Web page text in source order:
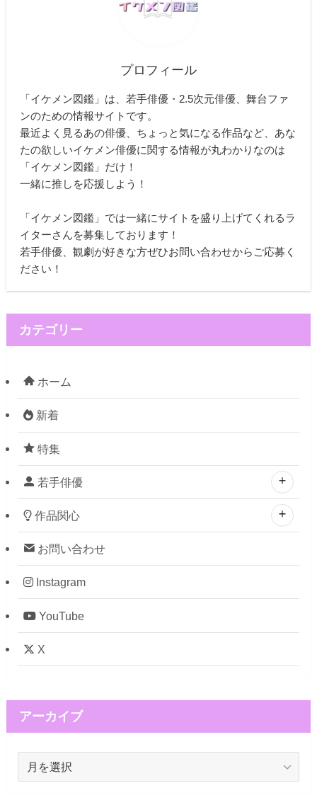
プロフィール
「イケメン図鑑」は、若手俳優・2.5次元俳優、舞台ファ
ンのための情報サイトです。
最近よく見るあの俳優、ちょっと気になる作品など、あな
たの欲しいイケメン俳優に関する情報が丸わかりなのは
「イケメン図鑑」だけ！
一緒に推しを応援しよう！
「イケメン図鑑」では一緒にサイトを盛り上げてくれるラ
イターさんを募集しております！
若手俳優、観劇が好きな方ぜひお問い合わせからご応募く
ださい！
カテゴリー
ホーム
新着
特集
若手俳優
作品関心
お問い合わせ
Instagram
YouTube
X
アーカイブ